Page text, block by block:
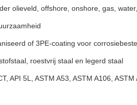
olieveld, offshore, onshore, gas,
of 3PE-coating voor
roestvrij staal en legerd staal
API 5L, ASTM A53, ASTM A106,